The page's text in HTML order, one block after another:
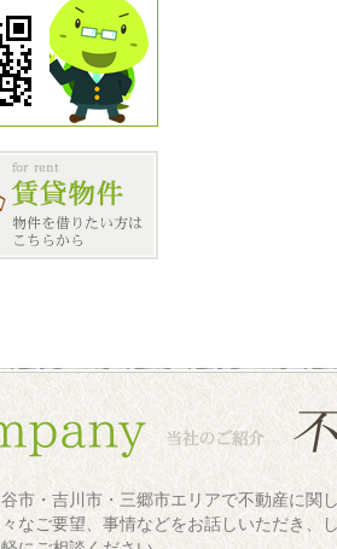
市・吉川市・三郷市エリアで不動産に関
なご要望、事情などをお話しいただき、